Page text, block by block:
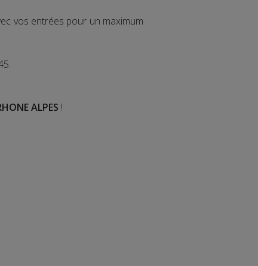
vos entrées pour un maximum
ALPES !